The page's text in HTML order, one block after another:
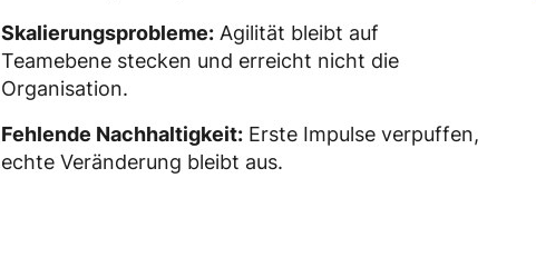
Skalierungsprobleme: Agilität bleibt auf
Teamebene stecken und erreicht nicht die
Organisation.
Fehlende Nachhaltigkeit: Erste Impulse verpuffen,
echte Veränderung bleibt aus.